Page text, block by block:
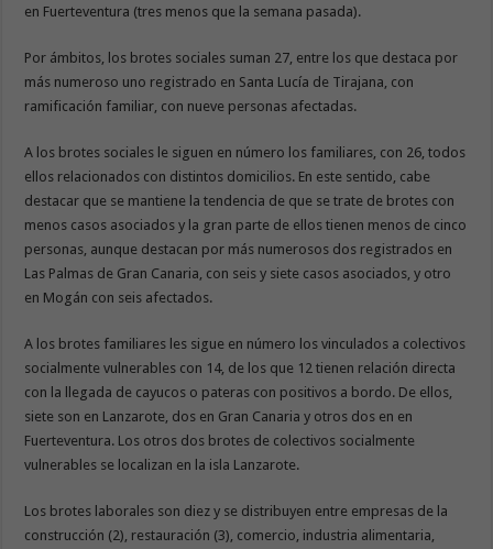
en Fuerteventura (tres menos que la semana pasada).
Por ámbitos, los brotes sociales suman 27, entre los que destaca por
más numeroso uno registrado en Santa Lucía de Tirajana, con
ramificación familiar, con nueve personas afectadas.
A los brotes sociales le siguen en número los familiares, con 26, todos
ellos relacionados con distintos domicilios. En este sentido, cabe
destacar que se mantiene la tendencia de que se trate de brotes con
menos casos asociados y la gran parte de ellos tienen menos de cinco
personas, aunque destacan por más numerosos dos registrados en
Las Palmas de Gran Canaria, con seis y siete casos asociados, y otro
en Mogán con seis afectados.
A los brotes familiares les sigue en número los vinculados a colectivos
socialmente vulnerables con 14, de los que 12 tienen relación directa
con la llegada de cayucos o pateras con positivos a bordo. De ellos,
siete son en Lanzarote, dos en Gran Canaria y otros dos en en
Fuerteventura. Los otros dos brotes de colectivos socialmente
vulnerables se localizan en la isla Lanzarote.
Los brotes laborales son diez y se distribuyen entre empresas de la
construcción (2), restauración (3), comercio, industria alimentaria,